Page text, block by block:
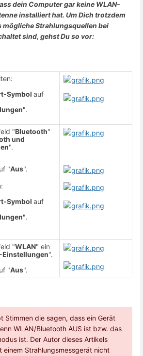
dein Computer gar keine WLAN-
installiert hat. Um Dich trotzdem
mögliche Strahlungsquellen bei
sind, gehst Du so vor:
Symbol auf
.
"Bluetooth"
und
".
"Aus".
Symbol auf
.
"WLAN" ein
Einstellungen".
"Aus".
Stimmen die sagen, dass ein Gerät
WLAN/Bluetooth AUS ist bzw. das
ist. Der Autor dieses Artikels
einem Strahlungsmessgerät nicht